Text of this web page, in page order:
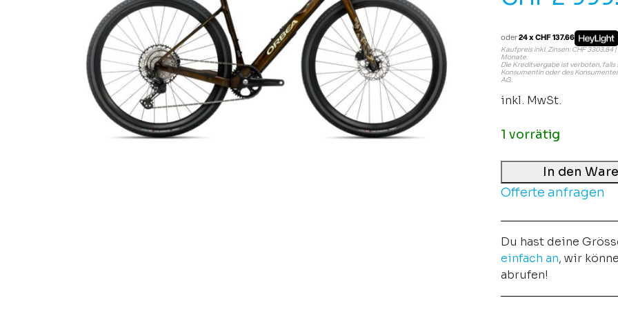
oder24 x CHF 137.66
Kaufpreis inkl. Zinsen: CHF 3303.84
Monate.
Die Kreditvergabe ist verboten, falls
Konsumentin oder des
AG.
inkl. MwSt.
1 vorrätig
In den
Offerte anfragen
Du hast deine
einfach an, wir
abrufen!